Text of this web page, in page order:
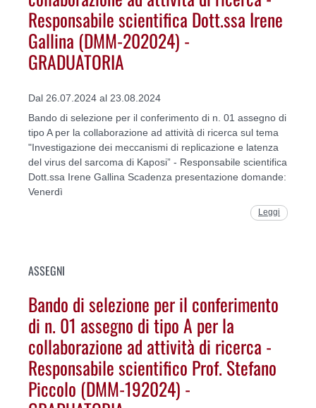
Responsabile scientifica Dott.ssa Irene
Gallina (DMM-202024) -
GRADUATORIA
Dal 26.07.2024 al 23.08.2024
Bando di selezione per il conferimento di n. 01 assegno di
tipo A per la collaborazione ad attività di ricerca sul tema
"Investigazione dei meccanismi di replicazione e latenza
del virus del sarcoma di Kaposi” - Responsabile scientifica
Dott.ssa Irene Gallina Scadenza presentazione domande:
Venerdì
Leggi
ASSEGNI
Bando di selezione per il conferimento
di n. 01 assegno di tipo A per la
collaborazione ad attività di ricerca -
Responsabile scientifico Prof. Stefano
Piccolo (DMM-192024) -